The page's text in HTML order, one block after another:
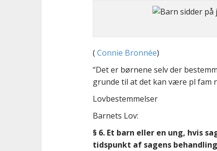
( Connie Bronnée)
“Det er børnene selv der
grunde til at det kan være pl fam
Lovbestemmelser
Barnets Lov:
§ 6. Et barn eller en ung, hvis
tidspunkt af sagens